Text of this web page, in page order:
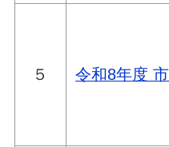
５ 令和8年度